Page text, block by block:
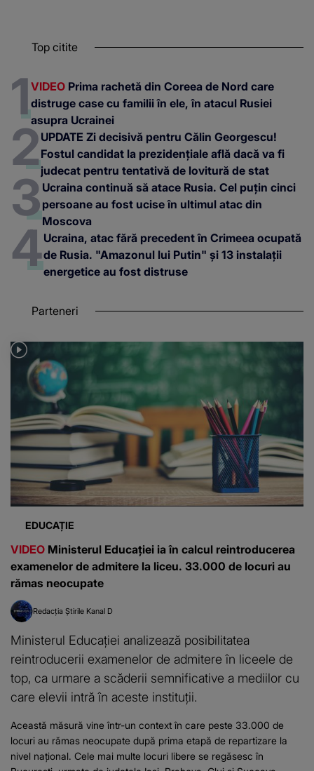
Top citite
VIDEO Prima rachetă din Coreea de Nord care
distruge case cu familii în ele, în atacul Rusiei
asupra Ucrainei
UPDATE Zi decisivă pentru Călin Georgescu!
Fostul candidat la prezidențiale află dacă va fi
judecat pentru tentativă de lovitură de stat
Ucraina continuă să atace Rusia. Cel puțin cinci
persoane au fost ucise în ultimul atac din
Moscova
Ucraina, atac fără precedent în Crimeea ocupată
de Rusia. "Amazonul lui Putin" și 13 instalații
energetice au fost distruse
Parteneri
EDUCAȚIE
VIDEO Ministerul Educației ia în calcul reintroducerea
examenelor de admitere la liceu. 33.000 de locuri au
rămas neocupate
Redacția Știrile Kanal D
Ministerul Educației analizează posibilitatea
reintroducerii examenelor de admitere în liceele de
top, ca urmare a scăderii semnificative a mediilor cu
care elevii intră în aceste instituții.
Această măsură vine într-un context în care peste 33.000 de
locuri au rămas neocupate după prima etapă de repartizare la
nivel național. Cele mai multe locuri libere se regăsesc în